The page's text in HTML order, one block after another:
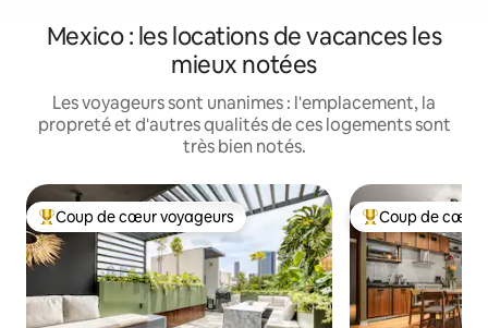
Mexico : les locations de vacances les
mieux notées
Les voyageurs sont unanimes : l'emplacement, la
propreté et d'autres qualités de ces logements sont
très bien notés.
Coup de cœur voyageurs parmi les plus aimés
Coup de cœur voyageurs Coup de cœur
Coup de cœur